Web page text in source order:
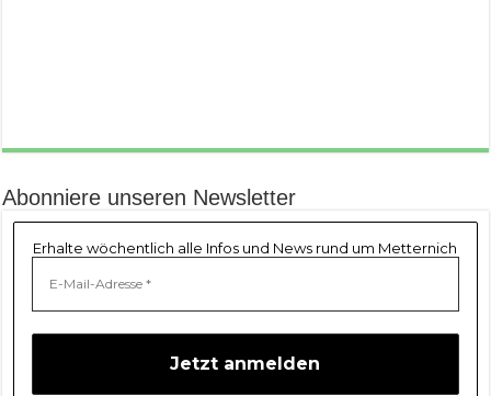
Abonniere unseren Newsletter
Erhalte wöchentlich alle Infos und News rund um Metternich